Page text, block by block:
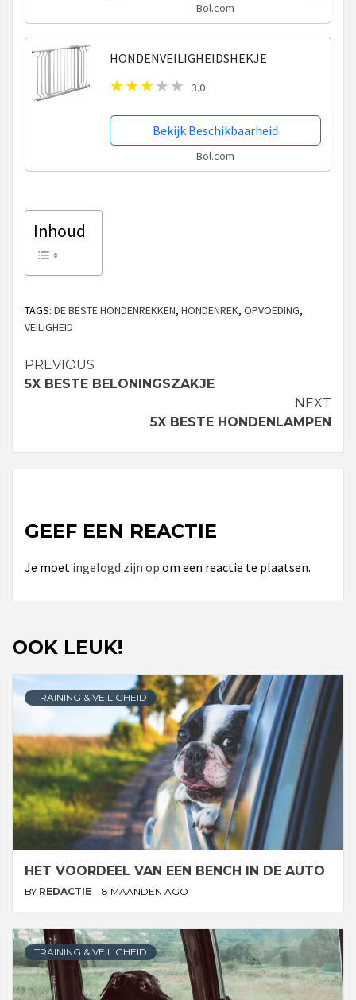
Bol.com
HONDENVEILIGHEIDSHEKJE
3.0
Bekijk Beschikbaarheid
Bol.com
Inhoud
TAGS: DE BESTE HONDENREKKEN, HONDENREK, OPVOEDING,
VEILIGHEID
Continue
PREVIOUS
5X BESTE BELONINGSZAKJE
NEXT
5X BESTE HONDENLAMPEN
GEEF EEN REACTIE
Je moet ingelogd zijn op om een reactie te plaatsen.
OOK LEUK!
TRAINING & VEILIGHEID
HET VOORDEEL VAN EEN BENCH IN DE AUTO
BY REDACTIE 8 MAANDEN AGO
TRAINING & VEILIGHEID